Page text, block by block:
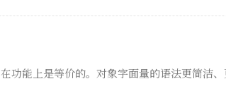
在功能上是等价的。对象字面量的语法更简洁